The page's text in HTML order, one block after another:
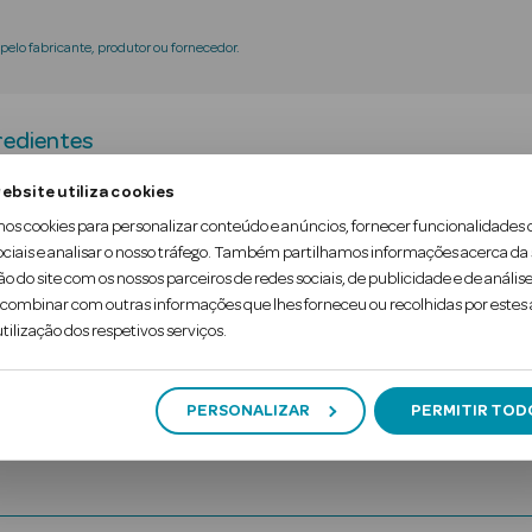
utiliza cookies
cookies para personalizar conteúdo e anúncios, fornecer funcionalidades
e analisar o nosso tráfego. Também partilhamos informações acerca da
do site com os nossos parceiros de redes sociais, de publicidade e de
com outras informações que lhes forneceu ou recolhidas por estes
dos respetivos serviços.
PERSONALIZAR PERMITIR
fabricante, produtor ou fornecedor.
que hidrata, repara e confere elasticidade
e prurido da mucosa vaginal e dificuldade